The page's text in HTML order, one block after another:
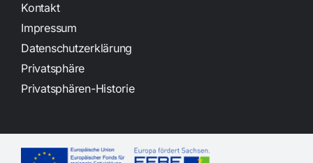
Kontakt
Impressum
Datenschutzerklärung
Privatsphäre
Privatsphären-Historie